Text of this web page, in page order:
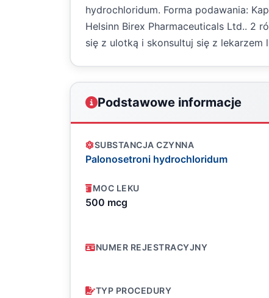
hydrochloridum. Forma podawania:
Helsinn Birex Pharmaceuticals Ltd.. 2
się z ulotką i skonsultuj się z lekarzem
Podstawowe informacje
SUBSTANCJA CZYNNA
Palonosetroni hydrochloridum
MOC LEKU
500 mcg
NUMER REJESTRACYJNY
TYP PROCEDURY